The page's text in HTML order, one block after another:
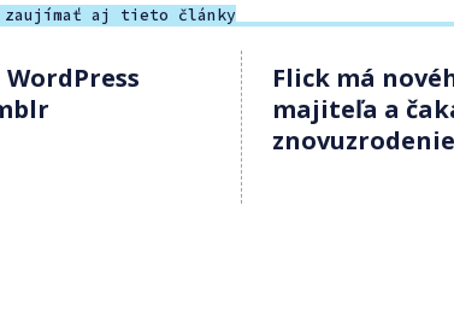
zaujímať aj tieto články
Flick má
majiteľa a
znovuzrodenie